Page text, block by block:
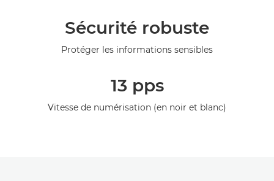
Sécurité robuste
Protéger les informations sensibles
13 pps
Vitesse de numérisation (en noir et blanc)